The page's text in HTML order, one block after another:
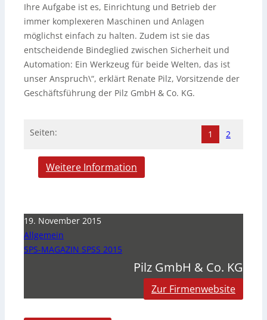
Ihre Aufgabe ist es, Einrichtung und Betrieb der
immer komplexeren Maschinen und Anlagen
möglichst einfach zu halten. Zudem ist sie das
entscheidende Bindeglied zwischen Sicherheit und
Automation: Ein Werkzeug für beide Welten, das ist
unser Anspruch\“, erklärt Renate Pilz, Vorsitzende der
Geschäftsführung der Pilz GmbH & Co. KG.
Seiten: 1 2
Weitere Information
19. November 2015
Allgemein
SPS-MAGAZIN SPSS 2015
Pilz GmbH & Co. KG
Zur Firmenwebsite